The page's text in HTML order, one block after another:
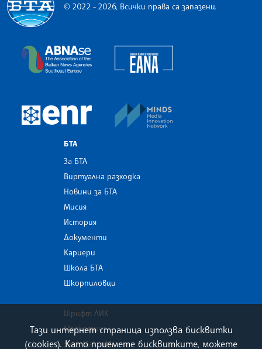
© 2022 - 2026, Всички права са запазени.
The Assocoation of the Balkan News Agencies
European Newsroom
БТА
За БТА
Виртуална разходка
Новини за БТА
Мисия
История
Документи
Кариери
Школа БТА
Шкорпиловци
Шрифт ЛИК
Маркетинг
Зала МаксиМ
Тази интернет страница използва бисквитки
(cookies). Като приемете бисквитките, можете